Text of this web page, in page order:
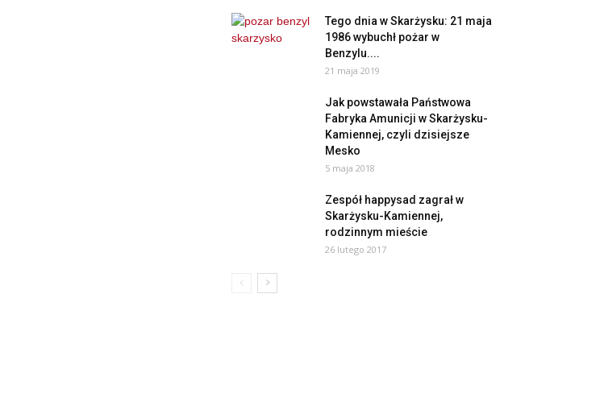
Tego dnia w Skarżysku: 21 maja
1986 wybuchł pożar w
Benzylu....
21 maja 2019
Jak powstawała Państwowa
Fabryka Amunicji w Skarżysku-
Kamiennej, czyli dzisiejsze
Mesko
5 maja 2018
Zespół happysad zagrał w
Skarżysku-Kamiennej,
rodzinnym mieście
26 lutego 2017